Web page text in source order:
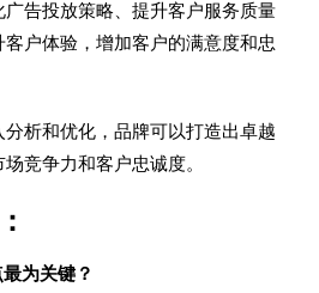
告投放策略、提升客户服务质量
客户体验，增加客户的满意度和忠
析和优化，品牌可以打造出卓越
竞争力和客户忠诚度。
为关键？